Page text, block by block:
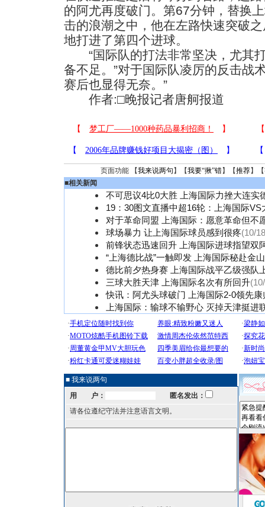
的阿尤再度破门。第67分钟，替换
击的浪潮之中，他在左路快速突破
地打进了第四个进球。
“国际队的打法非常坚决，尤其
备不足。”对于国际队凌厉的反击战
赛后也显得无奈。”
作者:□晚报记者唐舸报道
页面功能 【我来说两句 】【我要“揪”错】【推荐】
■相关新闻
不可思议4比0大胜 上海国际力挫大连实
19：30图文直播中超16轮：上海国际VS
对于革命同盟 上海国际：愿意革命但不
球场暴力 让上海国际球员感到很疼(10/
前锋状态迅速回升 上海国际进球指望双
“上海德比战”一触即发 上海国际秘赴金
德比前夕热身赛 上海国际战平乙级强队
三球大胜天津 上海国际名次有所回升
快讯：阿尤头球破门 上海国际2-0领先康
上海国际：输球不输野心 灭掉天津挺进
■ 我来说两句
用 户：
匿名发出：
请各位遵纪守法并注意语言文明。